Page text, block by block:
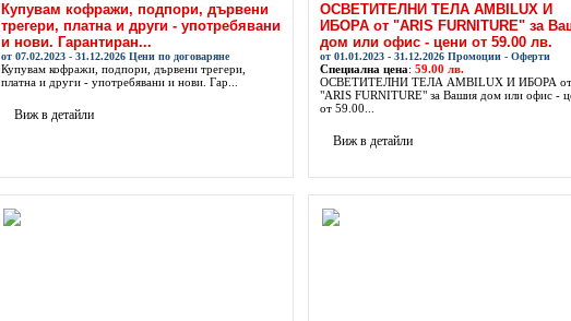
Купувам кофражи, подпори, дървени
трегери, платна и други - употребявани
и нови. Гарантиран...
от 07.02.2023 - 31.12.2026 Цени по договаряне
Купувам кофражи, подпори, дървени трегери,
платна и други - употребявани и нови. Гар...
Виж в детайли
ОСВЕТИТЕЛНИ ТЕЛА AMBILUX И
ИБОРА от "ARIS FURNITURE" за
дом или офис - цени от 59.00 лв.
от 01.01.2023 - 31.12.2026 Промоции - Оферти
Специална цена: 59.00 лв.
ОСВЕТИТЕЛНИ ТЕЛА AMBILUX И ИБОРА от
"ARIS FURNITURE" за Вашия дом или офис -
от 59.00...
Виж в детайли